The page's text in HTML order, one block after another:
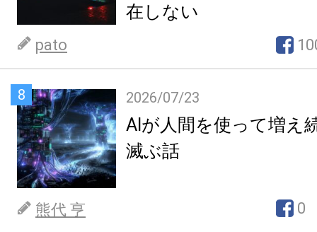
在しない
pato
8 2026/07/23
AIが人間を使って増え
滅ぶ話
熊代 亨 0